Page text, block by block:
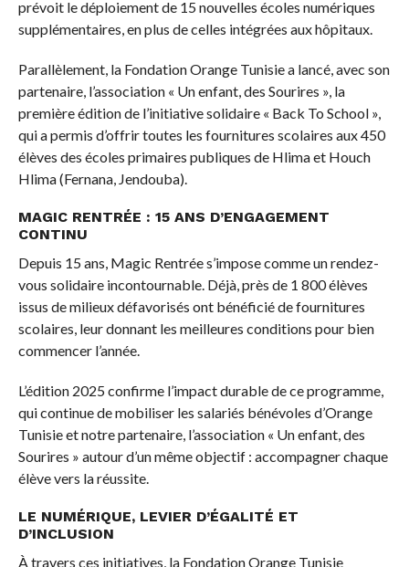
prévoit le déploiement de 15 nouvelles écoles numériques
supplémentaires, en plus de celles intégrées aux hôpitaux.
Parallèlement, la Fondation Orange Tunisie a lancé, avec son
partenaire, l’association « Un enfant, des Sourires », la
première édition de l’initiative solidaire « Back To School »,
qui a permis d’offrir toutes les fournitures scolaires aux 450
élèves des écoles primaires publiques de Hlima et Houch
Hlima (Fernana, Jendouba).
MAGIC RENTRÉE : 15 ANS D’ENGAGEMENT
CONTINU
Depuis 15 ans, Magic Rentrée s’impose comme un rendez-
vous solidaire incontournable. Déjà, près de 1 800 élèves
issus de milieux défavorisés ont bénéficié de fournitures
scolaires, leur donnant les meilleures conditions pour bien
commencer l’année.
L’édition 2025 confirme l’impact durable de ce programme,
qui continue de mobiliser les salariés bénévoles d’Orange
Tunisie et notre partenaire, l’association « Un enfant, des
Sourires » autour d’un même objectif : accompagner chaque
élève vers la réussite.
LE NUMÉRIQUE, LEVIER D’ÉGALITÉ ET
D’INCLUSION
À travers ces initiatives, la Fondation Orange Tunisie